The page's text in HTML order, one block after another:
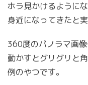
ホラ見かけるように
身近になってきたと実
360度のパノラマ画
動かすとグリグリと
例のやつです。